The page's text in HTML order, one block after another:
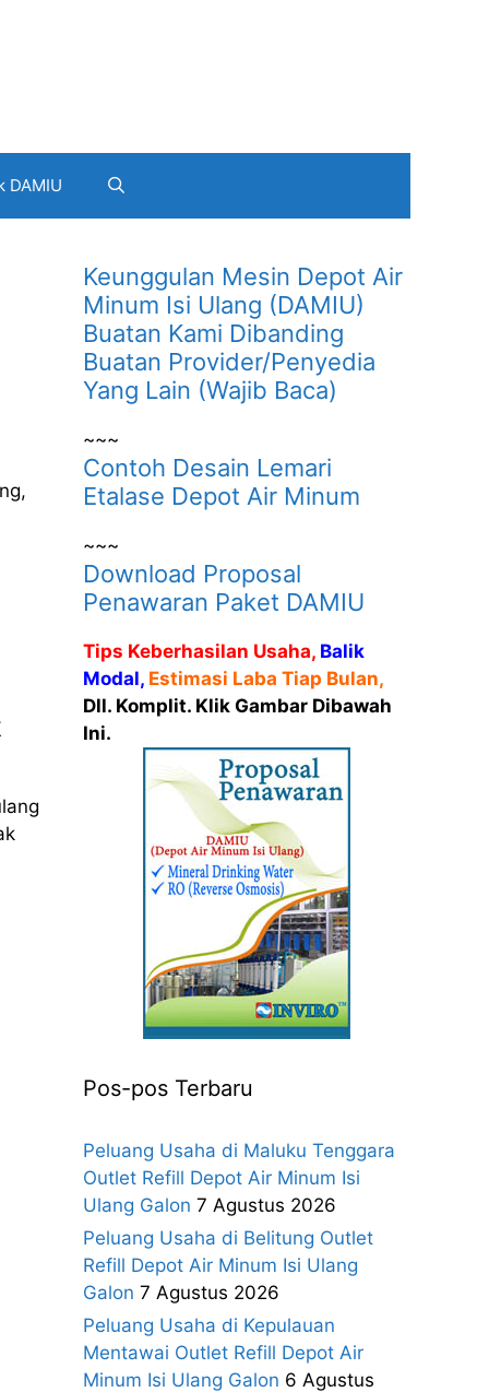
DAMIU
Keunggulan Mesin Depot Air
Minum Isi Ulang (DAMIU)
Buatan Kami Dibanding
Buatan Provider/Penyedia
Yang Lain (Wajib Baca)
~~~
Contoh Desain Lemari
Etalase Depot Air Minum
~~~
Download Proposal
Penawaran Paket DAMIU
Tips Keberhasilan Usaha, Balik
Modal, Estimasi Laba Tiap Bulan,
Dll. Komplit. Klik Gambar Dibawah
Ini.
Pos-pos Terbaru
Peluang Usaha di Maluku Tenggara
Outlet Refill Depot Air Minum Isi
Ulang Galon 7 Agustus 2026
Peluang Usaha di Belitung Outlet
Refill Depot Air Minum Isi Ulang
Galon 7 Agustus 2026
Peluang Usaha di Kepulauan
Mentawai Outlet Refill Depot Air
Minum Isi Ulang Galon 6 Agustus